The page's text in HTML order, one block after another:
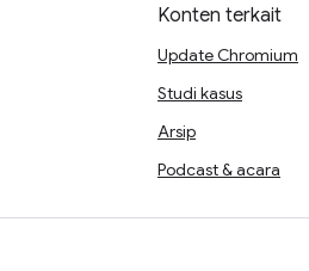
Konten terkait
Update Chromium
Studi kasus
Arsip
Podcast & acara